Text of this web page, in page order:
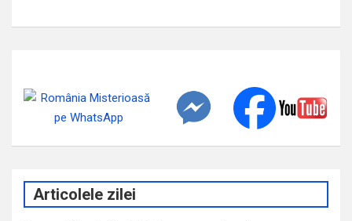
Articolele zilei